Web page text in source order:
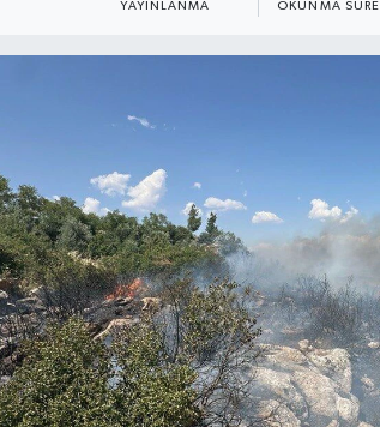
YAYINLANMA OKUNMA